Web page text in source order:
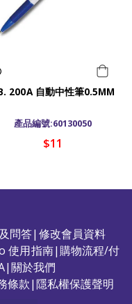
200A 自動中性筆0.5MM
產品編號:60130050
$11
問答| 修改會員資料
使用指南|購物流程/付
|關於我們
條款|隱私權保護聲明